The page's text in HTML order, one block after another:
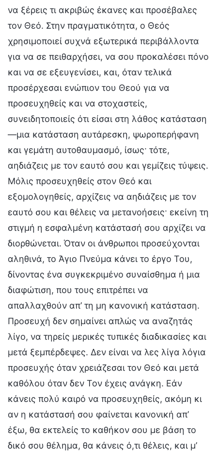
να ξέρεις τι ακριβώς έκανες και προσέβαλες
τον Θεό. Στην πραγματικότητα, ο Θεός
χρησιμοποιεί συχνά εξωτερικά περιβάλλοντα
για να σε πειθαρχήσει, να σου προκαλέσει πόνο
και να σε εξευγενίσει, και, όταν τελικά
προσέρχεσαι ενώπιον του Θεού για να
προσευχηθείς και να στοχαστείς,
συνειδητοποιείς ότι είσαι στη λάθος κατάσταση
—μια κατάσταση αυτάρεσκη, ψωροπερήφανη
και γεμάτη αυτοθαυμασμό, ίσως· τότε,
αηδιάζεις με τον εαυτό σου και γεμίζεις τύψεις.
Μόλις προσευχηθείς στον Θεό και
εξομολογηθείς, αρχίζεις να αηδιάζεις με τον
εαυτό σου και θέλεις να μετανοήσεις· εκείνη τη
στιγμή η εσφαλμένη κατάστασή σου αρχίζει να
διορθώνεται. Όταν οι άνθρωποι προσεύχονται
αληθινά, το Άγιο Πνεύμα κάνει το έργο Του,
δίνοντας ένα συγκεκριμένο συναίσθημα ή μια
διαφώτιση, που τους επιτρέπει να
απαλλαχθούν απ’ τη μη κανονική κατάσταση.
Προσευχή δεν σημαίνει απλώς να αναζητάς
λίγο, να τηρείς μερικές τυπικές διαδικασίες και
μετά ξεμπέρδεψες. Δεν είναι να λες λίγα λόγια
προσευχής όταν χρειάζεσαι τον Θεό και μετά
καθόλου όταν δεν Τον έχεις ανάγκη. Εάν
κάνεις πολύ καιρό να προσευχηθείς, ακόμη κι
αν η κατάστασή σου φαίνεται κανονική απ’
έξω, θα εκτελείς το καθήκον σου με βάση το
δικό σου θέλημα, θα κάνεις ό,τι θέλεις, και μ’